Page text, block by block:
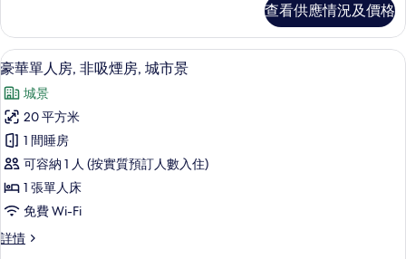
吸
煙
房,
城
市
景
的
相
片
房,
非
吸
房,
城
市
景
詳
情
查看供應情況及價格
載
入
所
有
豪
華
單
人
房,
高級寢具、羽絨被、遮光窗簾/窗簾、
10
豪華單人房, 非吸煙房, 城市景
城景
20 平方米
1 間睡房
可容納 1 人 (按實質預訂人數入住)
1 張單人床
免費 Wi-Fi
詳情
豪